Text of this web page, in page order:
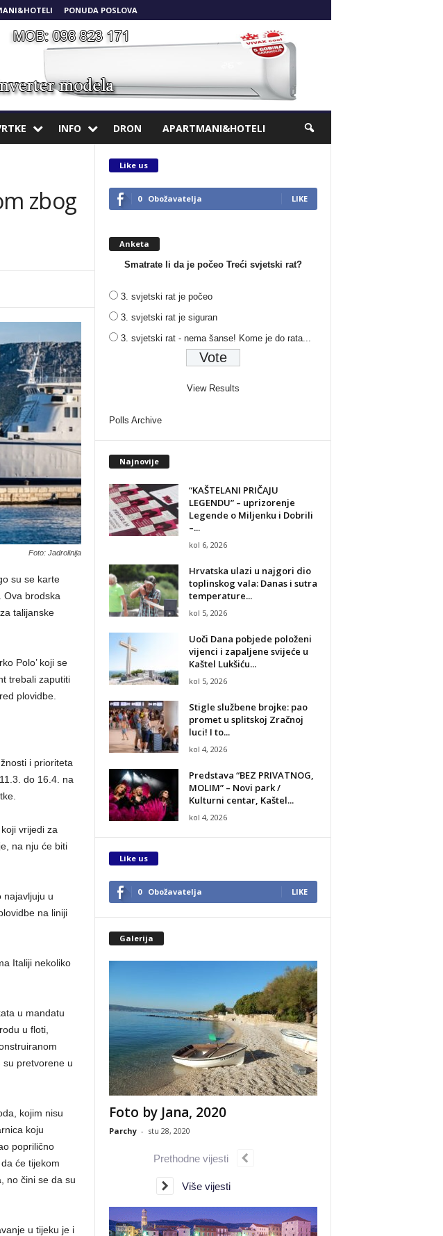
PONUDA POSLOVA
INFO DRON APARTMANI&HOTELI
zbog
Foto: Jadrolinija
su se karte
. Ova brodska
talijanske
Polo’ koji se
trebali zaputiti
plovidbe.
i prioriteta
do 16.4. na
vrijedi za
na nju će biti
najavljuju u
na liniji
Italiji nekoliko
u mandatu
u floti,
su pretvorene u
kojim nisu
koju
poprilično
će tijekom
no čini se da su
u tijeku je i
Like us
0 Obožavatelja LIKE
Anketa
Smatrate li da je počeo Treći svjetski rat?
3. svjetski rat je počeo
3. svjetski rat je siguran
3. svjetski rat - nema šanse! Kome je do rata...
View Results
Polls Archive
Najnovije
“KAŠTELANI PRIČAJU
LEGENDU” – uprizorenje
Legende o Miljenku i Dobrili
–...
kol 6, 2026
Hrvatska ulazi u najgori dio
toplinskog vala: Danas i sutra
temperature...
kol 5, 2026
Uoči Dana pobjede položeni
vijenci i zapaljene svijeće u
Kaštel Lukšiću...
kol 5, 2026
Stigle službene brojke: pao
promet u splitskoj Zračnoj
luci! I to...
kol 4, 2026
Predstava “BEZ PRIVATNOG,
MOLIM” – Novi park /
Kulturni centar, Kaštel...
kol 4, 2026
Like us
0 Obožavatelja LIKE
Galerija
Foto by Jana, 2020
Parchy - stu 28, 2020
Prethodne vijesti
Više vijesti